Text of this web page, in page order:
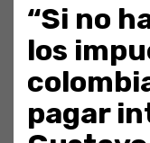
“Si no
los
pagar